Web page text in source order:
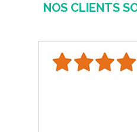
NOS CLIENTS